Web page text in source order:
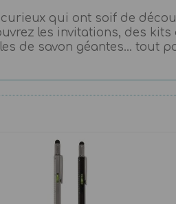
qui ont soif de
les invitations, des
de savon géantes... tout